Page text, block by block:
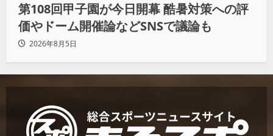
第108回甲子園が今日開幕 酷暑対策への評
価やドーム開催論などSNSで議論も
2026年8月5日